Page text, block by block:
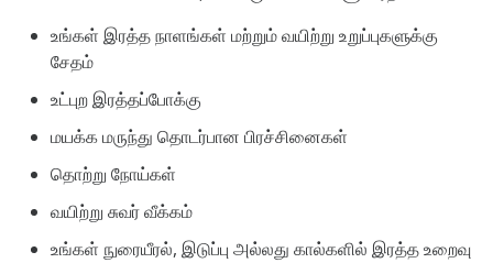
உங்கள் இரத்த நாளங்கள் மற்றும் வயிற்று உறுப்புகளுக்கு
சேதம்
உட்புற இரத்தப்போக்கு
மயக்க மருந்து தொடர்பான பிரச்சினைகள்
தொற்று நோய்கள்
வயிற்று சுவர் வீக்கம்
உங்கள் நுரையீரல், இடுப்பு அல்லது கால்களில் இரத்த உறைவு